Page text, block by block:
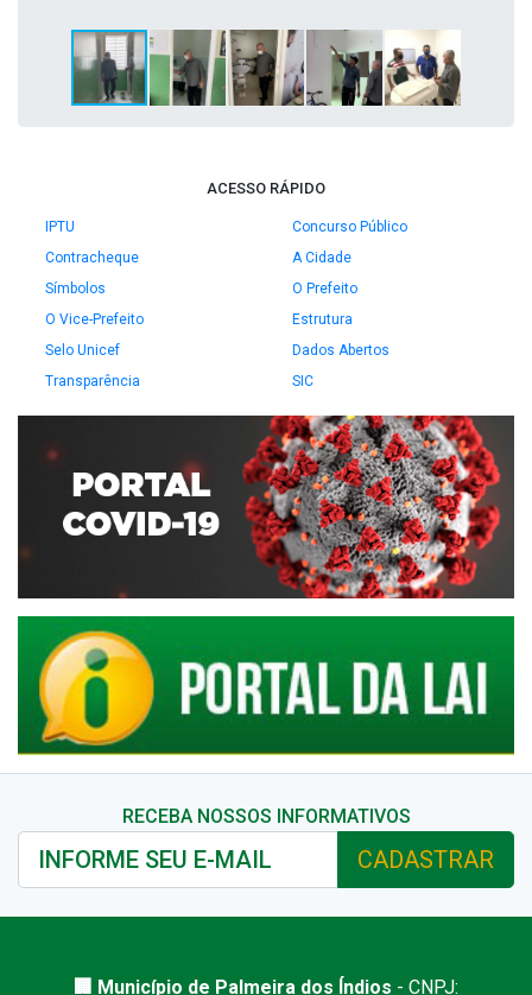
ACESSO RÁPIDO
IPTU
Concurso Público
Contracheque
A Cidade
Símbolos
O Prefeito
O Vice-Prefeito
Estrutura
Selo Unicef
Dados Abertos
Transparência
SIC
RECEBA NOSSOS INFORMATIVOS
CADASTRAR
🏢 Município de Palmeira dos Índios - CNPJ: